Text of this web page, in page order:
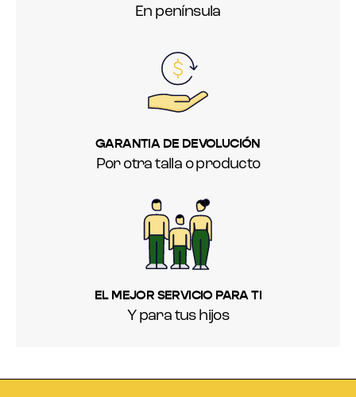
En península
GARANTIA DE DEVOLUCIÓN
Por otra talla o producto
EL MEJOR SERVICIO PARA TI
Y para tus hijos